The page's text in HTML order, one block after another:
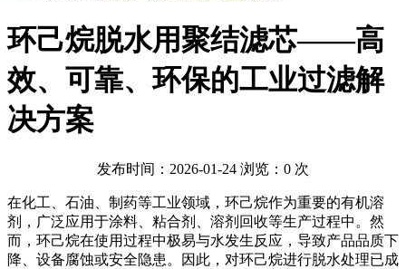
环己烷脱水用聚结滤芯——高
效、可靠、环保的工业过滤解
决方案
发布时间：2026-01-24 浏览： 0 次
在化工、石油、制药等工业领域，环己烷作为重要的有机溶
剂，广泛应用于涂料、粘合剂、溶剂回收等生产过程中。然
而，环己烷在使用过程中极易与水发生反应，导致产品品质下
降、设备腐蚀或安全隐患。因此，对环己烷进行脱水处理已成